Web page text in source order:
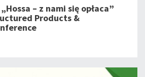
– z nami się opłaca”
Products &